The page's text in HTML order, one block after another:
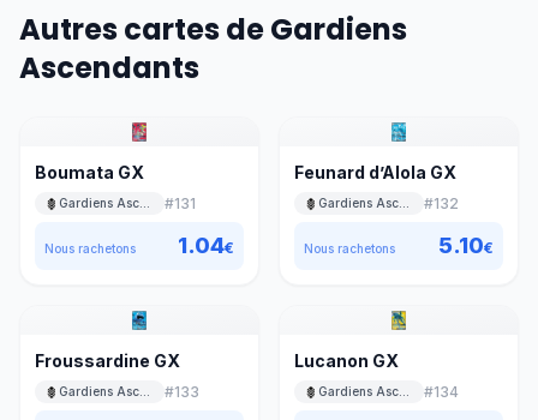
Autres cartes de Gardiens
Ascendants
Boumata GX
#131
Nous rachetons 1.04€
Feunard d’Alola GX
#132
Nous rachetons 5.10€
Froussardine GX
#133
Lucanon GX
#134